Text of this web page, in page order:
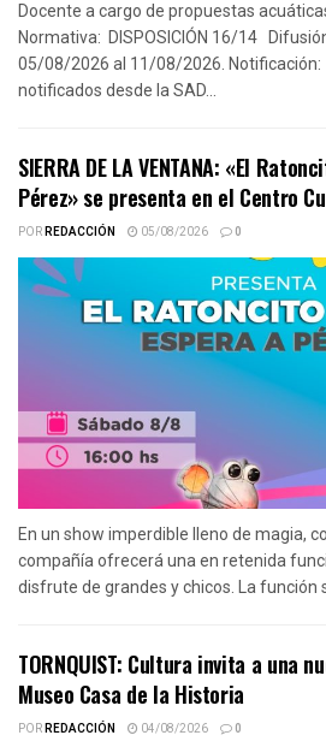
Docente a cargo de propuestas
Normativa: DISPOSICIÓN 16/14
05/08/2026 al 11/08/2026. Notificación:
notificados desde la SAD...
SIERRA DE LA VENTANA: «El
Pérez» se presenta en el Centro
PORREDACCIÓN 05/08/2026 0
En un show imperdible lleno de magia,
compañía ofrecerá una en retenida
disfrute de grandes y chicos. La función
TORNQUIST: Cultura invita a una
Museo Casa de la Historia
PORREDACCIÓN 04/08/2026 0